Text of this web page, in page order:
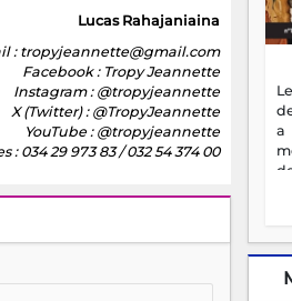
Lucas Rahajaniaina
: tropyjeannette@gmail.com
Facebook : Tropy Jeannette
Instagram : @tropyjeannette
X (Twitter) : @TropyJeannette
YouTube : @tropyjeannette
: 034 29 973 83 / 032 54 374 00
a